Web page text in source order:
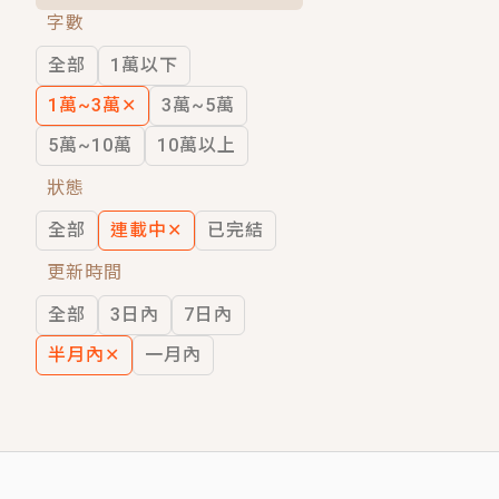
穿越｜《穿越遠古後成了野人娘子》你
字數
全部
1萬以下
1萬~3萬 ✕
3萬~5萬
5萬~10萬
10萬以上
狀態
全部
連載中 ✕
已完結
更新時間
全部
3日內
7日內
半月內 ✕ 一月內